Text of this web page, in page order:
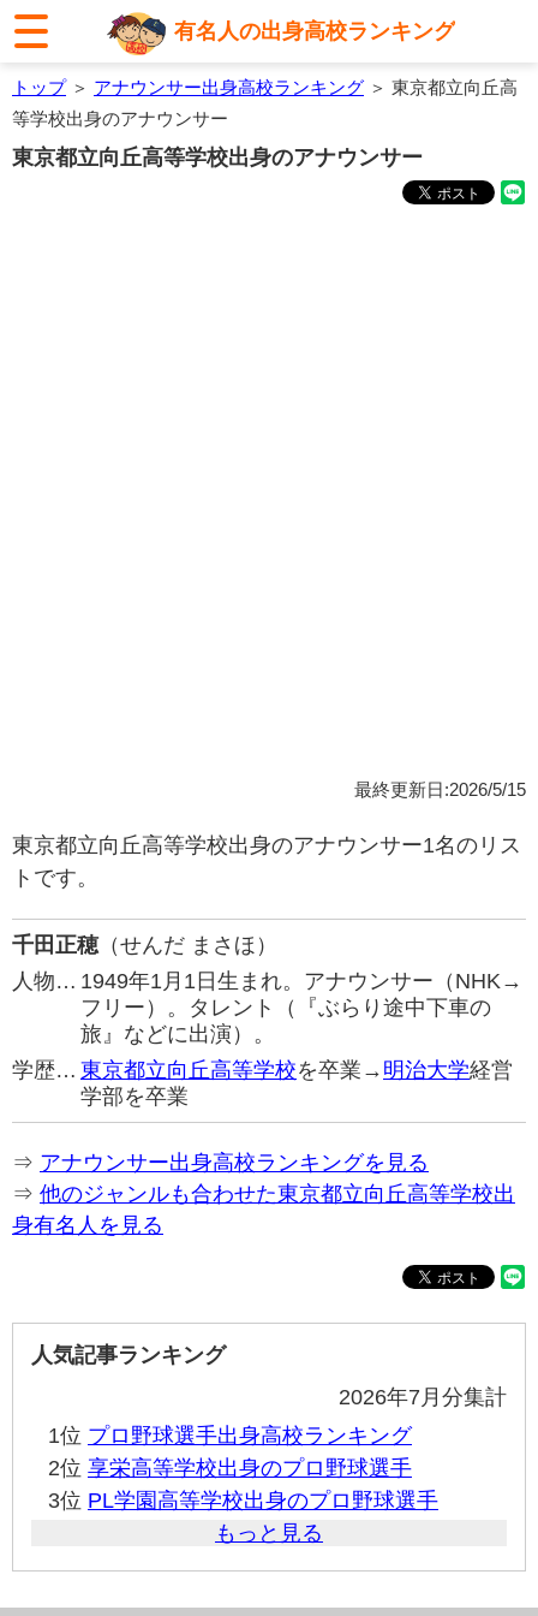
有名人の出身高校ランキング
トップ＞ アナウンサー出身高校ランキング ＞ 東京都立向丘高
等学校出身のアナウンサー
東京都立向丘高等学校出身のアナウンサー
最終更新日:2026/5/15
東京都立向丘高等学校出身のアナウンサー1名のリス
トです。
千田正穂（せんだ まさほ）
人物… 1949年1月1日生まれ。アナウンサー（NHK→
フリー）。タレント（『ぶらり途中下車の
旅』などに出演）。
学歴… 東京都立向丘高等学校を卒業→ 明治大学経営
学部を卒業
⇒ アナウンサー出身高校ランキングを見る
⇒ 他のジャンルも合わせた東京都立向丘高等学校出
身有名人を見る
人気記事ランキング
2026年7月分集計
1位 プロ野球選手出身高校ランキング
2位 享栄高等学校出身のプロ野球選手
3位 PL学園高等学校出身のプロ野球選手
もっと見る